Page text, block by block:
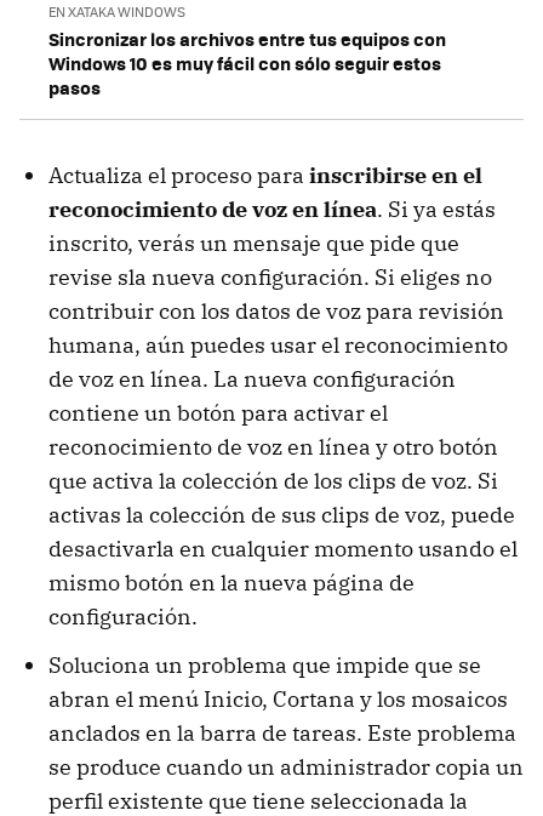
EN XATAKA WINDOWS
Sincronizar los archivos entre tus equipos con
Windows 10 es muy fácil con sólo seguir estos
pasos
Actualiza el proceso para inscribirse en el
reconocimiento de voz en línea. Si ya estás
inscrito, verás un mensaje que pide que
revise sla nueva configuración. Si eliges no
contribuir con los datos de voz para revisión
humana, aún puedes usar el reconocimiento
de voz en línea. La nueva configuración
contiene un botón para activar el
reconocimiento de voz en línea y otro botón
que activa la colección de los clips de voz. Si
activas la colección de sus clips de voz, puede
desactivarla en cualquier momento usando el
mismo botón en la nueva página de
configuración.
Soluciona un problema que impide que se
abran el menú Inicio, Cortana y los mosaicos
anclados en la barra de tareas. Este problema
se produce cuando un administrador copia un
perfil existente que tiene seleccionada la